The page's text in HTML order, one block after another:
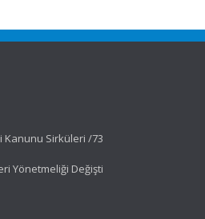
Kanunu Sirküleri /73
Yönetmeliği Değişti